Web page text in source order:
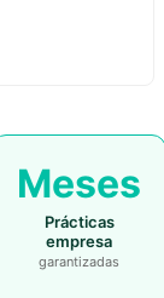
Meses
Prácticas
empresa
garantizadas